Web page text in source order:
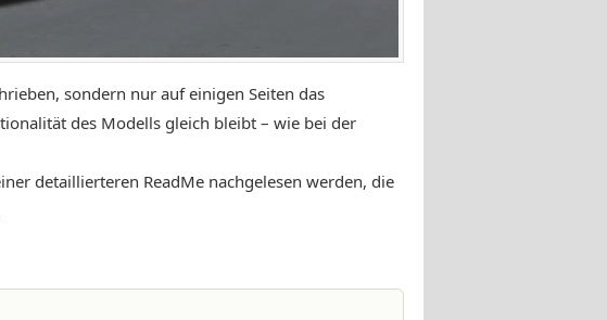
sondern nur auf einigen Seiten das
des Modells gleich bleibt – wie bei der
detaillierteren ReadMe nachgelesen werden, die